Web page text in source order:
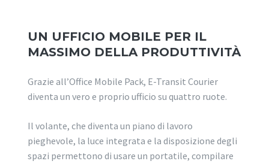
UN UFFICIO MOBILE PER IL
MASSIMO DELLA PRODUTTIVITÀ
Grazie all’Office Mobile Pack, E-Transit Courier
diventa un vero e proprio ufficio su quattro ruote.
Il volante, che diventa un piano di lavoro
pieghevole, la luce integrata e la disposizione degli
spazi permettono di usare un portatile, compilare